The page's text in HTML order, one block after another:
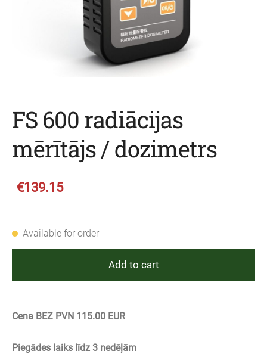
FS 600 radiācijas
mērītājs / dozimetrs
€139.15
Available for order
Add to cart
Cena BEZ PVN 115.00 EUR
Piegādes laiks līdz 3 nedēļām